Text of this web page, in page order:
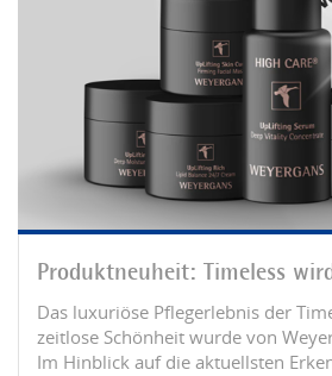
Produktneuheit: Timeless
Das luxuriöse Pflegerlebnis der
zeitlose Schönheit wurde von
Im Hinblick auf die aktuellsten